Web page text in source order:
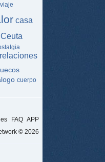
viaje
casa
Ceuta
relaciones
cuerpo
FAQ APP
© 2026